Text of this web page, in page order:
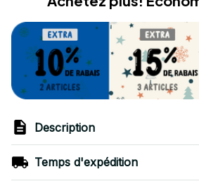
Description
Temps d'expédition